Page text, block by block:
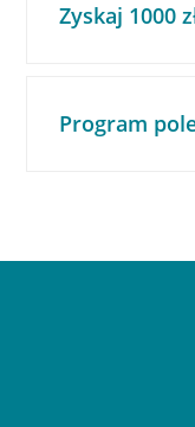
Zyskaj 1000
Program